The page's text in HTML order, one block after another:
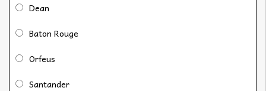
Dean
Baton Rouge
Orfeus
Santander